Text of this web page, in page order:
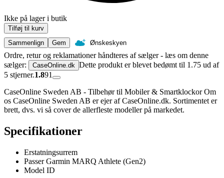
Ikke på lager i butik
Tilføj til kurv
Sammenlign
Gem Ønskeskyen
Ordre, retur og reklamationer håndteres af sælger - læs om denne
sælger:
CaseOnline.dk Dette produkt er blevet bedømt til 1.75 ud af
5 stjerner.1.891
CaseOnline Sweden AB - Tilbehør til Mobiler & Smartklockor Om
os CaseOnline Sweden AB er ejer af CaseOnline.dk. Sortimentet er
brett, dvs. vi så cover de allerfleste modeller på markedet.
Specifikationer
Erstatningsurrem
Passer Garmin MARQ Athlete (Gen2)
Model ID